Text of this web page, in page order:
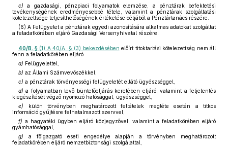
c) a gazdasági, pénzpiaci folyamatok elemzése, a pénztárak befektetési
tevékenységének eredményesebbé tétele, valamint a pénztárak szolgáltatási
kötelezettsége teljesíthetőségének értékelése céljából a Pénztártanács részére.
(6) A Felügyelet a pénztárak egyedi azonosítására alkalmas adatokat szolgáltat
a feladatkörében eljáró Gazdasági Versenyhivatal részére.
40/B. §(1) A 40/A. § (3) bekezdésében előírt titoktartási kötelezettség nem áll
fenn a feladatkörében eljáró
a) Felügyelettel,
b) az Állami Számvevőszékkel,
c) a pénztárak törvényességi felügyeletét ellátó ügyészséggel,
d) a folyamatban levő büntetőeljárás keretében eljáró, valamint a feljelentés
kiegészítését végző nyomozó hatósággal, ügyészséggel,
e) külön törvényben meghatározott feltételek megléte esetén a titkos
információ gyűjtésre felhatalmazott szervvel,
f) a hagyatéki ügyben eljáró közjegyzővel, valamint a feladatkörében eljáró
gyámhatósággal,
g) a főigazgató eseti engedélye alapján a törvényben meghatározott
feladatkörében eljáró nemzetbiztonsági szolgálattal,